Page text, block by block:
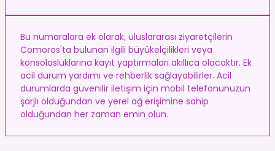
Bu numaralara ek olarak, uluslararası ziyaretçilerin
Comoros'ta bulunan ilgili büyükelçilikleri veya
konsolosluklarına kayıt yaptırmaları akıllıca olacaktır. Ek
acil durum yardımı ve rehberlik sağlayabilirler. Acil
durumlarda güvenilir iletişim için mobil telefonunuzun
şarjlı olduğundan ve yerel ağ erişimine sahip
olduğundan her zaman emin olun.